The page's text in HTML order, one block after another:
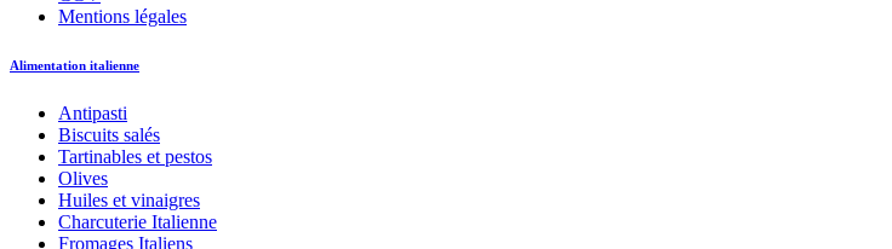
Mentions légales
Alimentation italienne
Antipasti
Biscuits salés
Tartinables et pestos
Olives
Huiles et vinaigres
Charcuterie Italienne
Fromages Italiens